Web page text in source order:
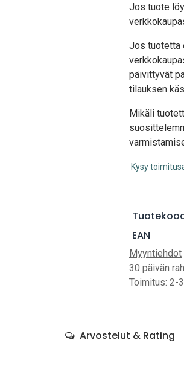
Jos tuote
Jos tuotetta
päivittyvät
tilauksen
Mikäli
Kysy
EAN
Myyntiehdot
30 päivän
Toimitus: 2-
Arvostelut & Rating